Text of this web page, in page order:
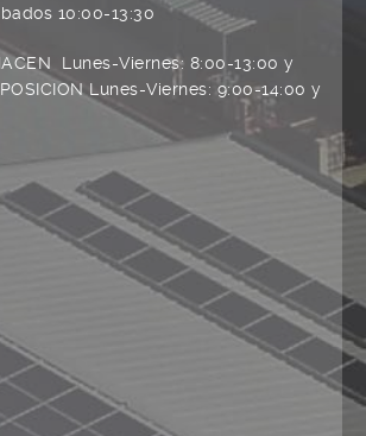
10:00-13:30
Lunes-Viernes: 8:00-13:00 y
Lunes-Viernes: 9:00-14:00 y